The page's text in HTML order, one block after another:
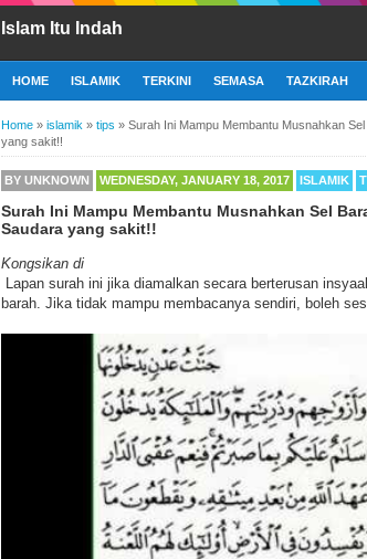
Islam Itu Indah
HOME ISLAMIK TERKINI SEMASA TAZKIRAH
Home » islamik » tips » Surah Ini Mampu Membantu Musnahkan
yang sakit!!
BY UNKNOWN WEDNESDAY, JANUARY 18, 2017 ISLAMIK
Surah Ini Mampu Membantu Musnahkan Sel
Saudara yang sakit!!
Kongsikan di
Lapan surah ini jika diamalkan secara berterusan
barah. Jika tidak mampu membacanya sendiri, boleh